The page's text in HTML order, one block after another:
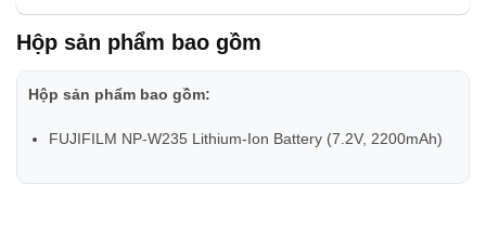
Hộp sản phẩm bao gồm
Hộp sản phẩm bao gồm:
FUJIFILM NP-W235 Lithium-Ion Battery (7.2V, 2200mAh)